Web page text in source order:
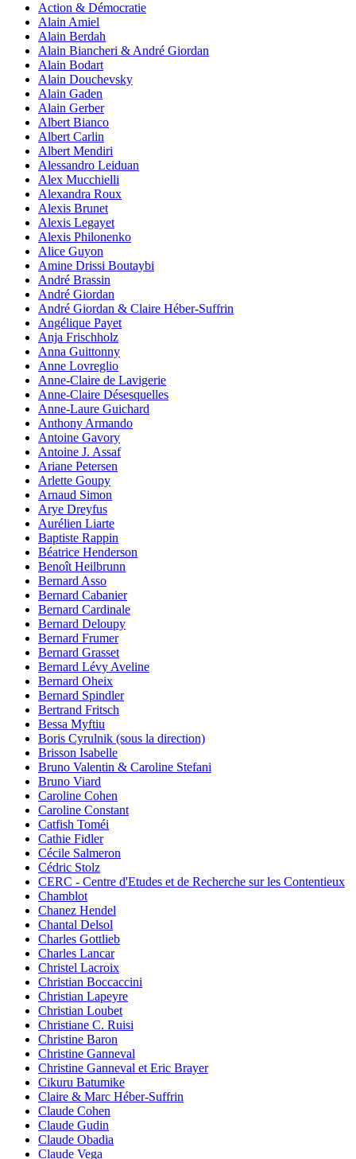
Action & Démocratie
Alain Amiel
Alain Berdah
Alain Biancheri & André Giordan
Alain Bodart
Alain Douchevsky
Alain Gaden
Alain Gerber
Albert Bianco
Albert Carlin
Albert Mendiri
Alessandro Leiduan
Alex Mucchielli
Alexandra Roux
Alexis Brunet
Alexis Legayet
Alexis Philonenko
Alice Guyon
Amine Drissi Boutaybi
André Brassin
André Giordan
André Giordan & Claire Héber-Suffrin
Angélique Payet
Anja Frischholz
Anna Guittonny
Anne Lovreglio
Anne-Claire de Lavigerie
Anne-Claire Désesquelles
Anne-Laure Guichard
Anthony Armando
Antoine Gavory
Antoine J. Assaf
Ariane Petersen
Arlette Goupy
Arnaud Simon
Arye Dreyfus
Aurélien Liarte
Baptiste Rappin
Béatrice Henderson
Benoît Heilbrunn
Bernard Asso
Bernard Cabanier
Bernard Cardinale
Bernard Deloupy
Bernard Frumer
Bernard Grasset
Bernard Lévy Aveline
Bernard Oheix
Bernard Spindler
Bertrand Fritsch
Bessa Myftiu
Boris Cyrulnik (sous la direction)
Brisson Isabelle
Bruno Valentin & Caroline Stefani
Bruno Viard
Caroline Cohen
Caroline Constant
Catfish Toméi
Cathie Fidler
Cécile Salmeron
Cédric Stolz
CERC - Centre d'Etudes et de Recherche sur les Contentieux
Chamblot
Chanez Hendel
Chantal Delsol
Charles Gottlieb
Charles Lancar
Christel Lacroix
Christian Boccaccini
Christian Lapeyre
Christian Loubet
Christiane C. Ruisi
Christine Baron
Christine Ganneval
Christine Ganneval et Eric Brayer
Cikuru Batumike
Claire & Marc Héber-Suffrin
Claude Cohen
Claude Gudin
Claude Obadia
Claude Vega